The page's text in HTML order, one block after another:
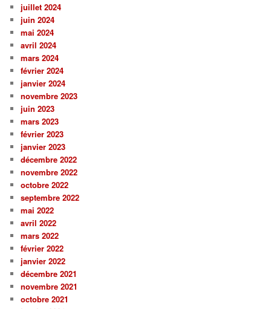
juillet 2024
juin 2024
mai 2024
avril 2024
mars 2024
février 2024
janvier 2024
novembre 2023
juin 2023
mars 2023
février 2023
janvier 2023
décembre 2022
novembre 2022
octobre 2022
septembre 2022
mai 2022
avril 2022
mars 2022
février 2022
janvier 2022
décembre 2021
novembre 2021
octobre 2021